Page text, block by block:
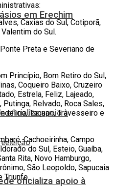
em Erechim
oficializa apoio à
Caxias do Sul, Cotiporã,
do Sul.
Preta e Severiano de
Princípio, Bom Retiro do Sul,
Coqueiro Baixo, Cruzeiro
Estrela, Feliz, Lajeado,
Relvado, Roca Sales,
Taquari, Travesseiro e
Cachoeirinha, Campo
do Sul, Esteio, Guaíba,
Rita, Novo Hamburgo,
São Leopoldo, Sapucaia
Triunfo.